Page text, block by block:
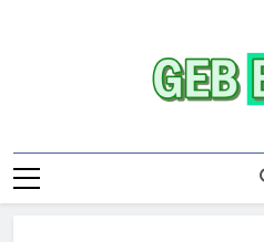
Casas De